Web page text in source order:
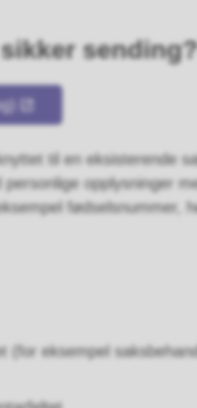
til en eksisterende
opplysninger
fødselsnummer,
(for eksempel